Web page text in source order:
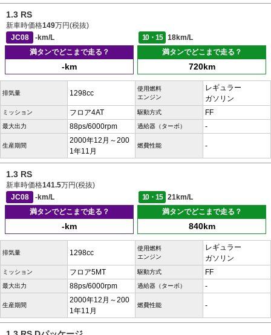
1.3 RS
新車時価格149万円(税抜)
JC08
-km/L 10・15
18km/L
満タンでどこまで走る？
-km
満タンでどこまで走る？
720km
排気量 1298cc
使用燃料
エンジン
レギュラー
ガソリン
ミッション フロア4AT 駆動方式 FF
最大出力 88ps/6000rpm 過給器（ターボ） -
生産期間
2000年12月～200
1年11月
燃費性能 -
1.3 RS
新車時価格141.5万円(税抜)
JC08
-km/L 10・15
21km/L
満タンでどこまで走る？
-km
満タンでどこまで走る？
840km
排気量 1298cc
使用燃料
エンジン
レギュラー
ガソリン
ミッション フロア5MT 駆動方式 FF
最大出力 88ps/6000rpm 過給器（ターボ） -
生産期間
2000年12月～200
1年11月
燃費性能 -